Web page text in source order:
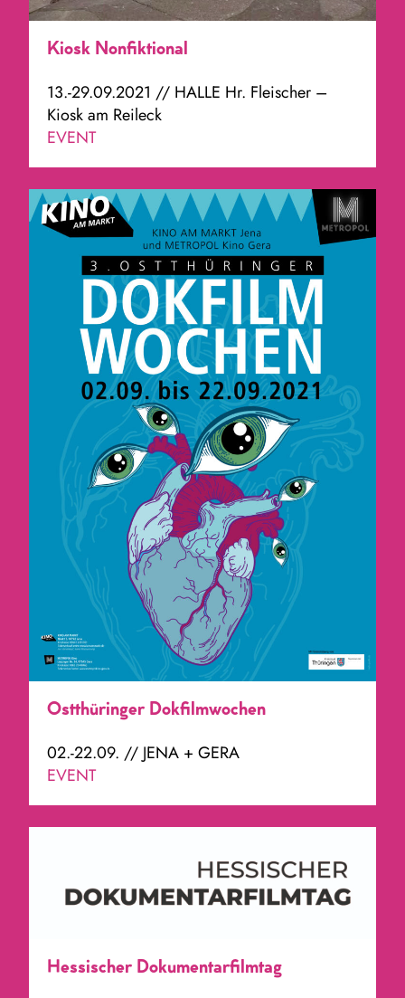
Kiosk Nonfiktional
13.-29.09.2021 // HALLE Hr. Fleischer –
Kiosk am Reileck
EVENT
Ostthüringer Dokfilmwochen
02.-22.09. // JENA + GERA
EVENT
Hessischer Dokumentarfilmtag